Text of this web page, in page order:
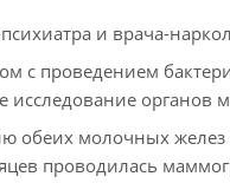
и врача-
проведением
органов
обеих молочных
проводилась